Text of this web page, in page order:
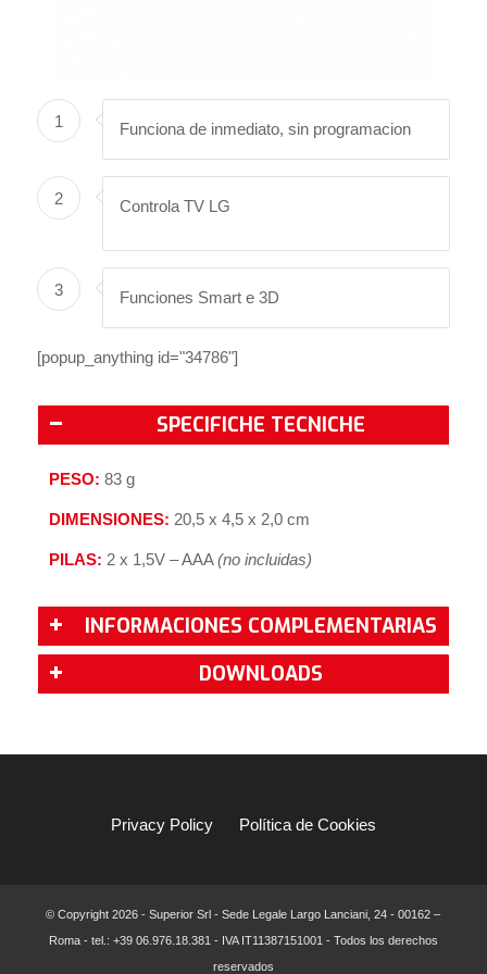
1 Funciona de inmediato, sin programacion
2 Controla TV LG
3 Funciones Smart e 3D
[popup_anything id="34786"]
SPECIFICHE TECNICHE
PESO: 83 g
DIMENSIONES: 20,5 x 4,5 x 2,0 cm
PILAS: 2 x 1,5V – AAA(no incluidas)
INFORMACIONES COMPLEMENTARIAS
DOWNLOADS
Privacy Policy Política de Cookies
© Copyright2026 - Superior Srl - Sede Legale Largo Lanciani, 24 - 00162 –
Roma - tel.: +39 06.976.18.381 - IVA IT11387151001 - Todos los derechos
reservados